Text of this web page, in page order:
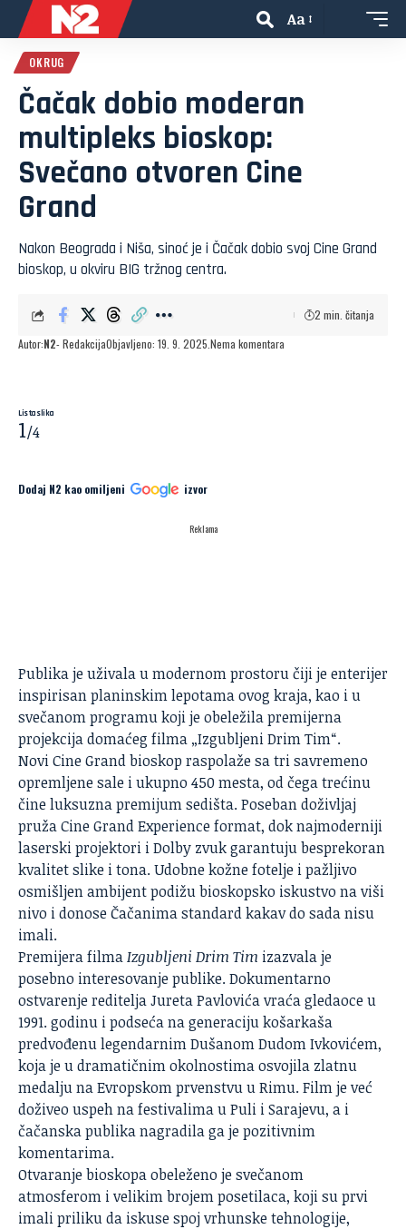
Aa
OKRUG
Čačak dobio moderan
multipleks bioskop:
Svečano otvoren Cine
Grand
Nakon Beograda i Niša, sinoć je i Čačak dobio svoj Cine Grand
bioskop, u okviru BIG tržnog centra.
Autor:N2- RedakcijaObjavljeno: 19. 9. 2025. Nema komentara
2 min. čitanja
Lista slika
1/4
Dodaj N2 kao omiljeni izvor
Reklama
Publika je uživala u modernom prostoru čiji je enterijer
inspirisan planinskim lepotama ovog kraja, kao i u
svečanom programu koji je obeležila premijerna
projekcija domaćeg filma „Izgubljeni Drim Tim“.
NoviCine Grandbioskop raspolaže sa tri savremeno
opremljene sale i ukupno 450 mesta, od čega trećinu
čine luksuzna premijum sedišta. Poseban doživljaj
pruža Cine Grand Experience format, dok najmoderniji
laserski projektori i Dolby zvuk garantuju besprekoran
kvalitet slike i tona. Udobne kožne fotelje i pažljivo
osmišljen ambijent podižu bioskopsko iskustvo na viši
nivo i donose Čačanima standard kakav do sada nisu
imali.
Premijera filmaIzgubljeni Drim Tim izazvala je
posebno interesovanje publike. Dokumentarno
ostvarenje reditelja Jureta Pavlovića vraća gledaoce u
1991. godinu i podseća na generaciju košarkaša
predvođenu legendarnim Dušanom Dudom Ivkovićem,
koja je u dramatičnim okolnostima osvojila zlatnu
medalju na Evropskom prvenstvu u Rimu. Film je već
doživeo uspeh na festivalima u Puli i Sarajevu, a i
čačanska publika nagradila ga je pozitivnim
komentarima.
Otvaranje bioskopa obeleženo je svečanom
atmosferom i velikim brojem posetilaca, koji su prvi
imali priliku da iskuse spoj vrhunske tehnologije,